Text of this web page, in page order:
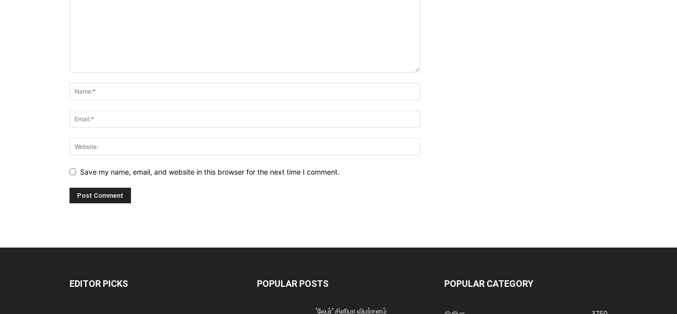
Save my name, email, and website in this browser for the next time I comment.
EDITOR PICKS POPULAR POSTS
‘லேபர்’ சினிமா விமர்சனம்
POPULAR CATEGORY